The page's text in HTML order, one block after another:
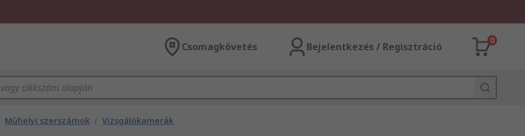
Csomagkövetés Bejelentkezés / Regisztráció
0
Műhelyi szerszámok / Vizsgálókamerák